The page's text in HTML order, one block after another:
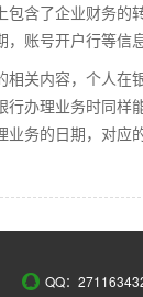
包含了企业财务的
账号开户行等信息
相关内容，个人在
办理业务时同样
业务的日期，对应
QQ：